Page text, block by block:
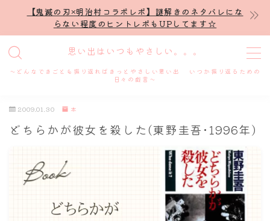
【鬼滅の刃×明治村コラボレポ】謎解きのネタバレにな
らない程度のヒントレポもUPしてます☆
思い出はいつもやさしい。。。
～どんなできごとも振り返ればきっとやさしい思い出 いつか振り返るための
日々の戯言～
MENU
プロフィール
謎解き
ホテル滞在記
舞台・ライブ
2009.01.30 本
どちらかが彼女を殺した(東野圭吾･1996年)